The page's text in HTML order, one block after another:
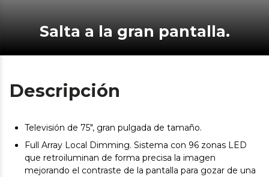
Salta a la gran pantalla.
Descripción
Televisión de 75", gran pulgada de tamaño.
Full Array Local Dimming. Sistema con 96 zonas LED
que retroiluminan de forma precisa la imagen
mejorando el contraste de la pantalla para gozar de una